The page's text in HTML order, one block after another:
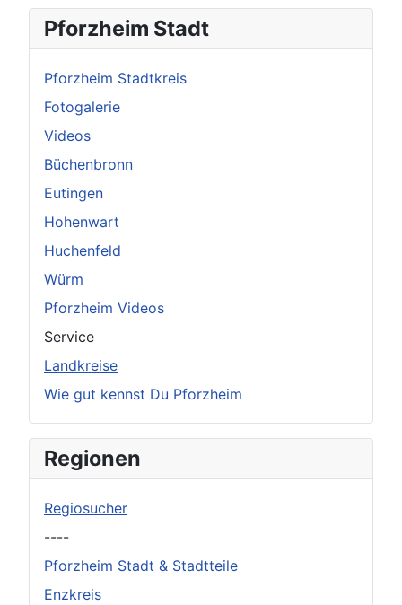
Original herunterladen
Pforzheim Stadt
Pforzheim Stadtkreis
Fotogalerie
Videos
Büchenbronn
Eutingen
Hohenwart
Huchenfeld
Würm
Pforzheim Videos
Service
Landkreise
Wie gut kennst Du Pforzheim
Regionen
Regiosucher
----
Pforzheim Stadt & Stadtteile
Enzkreis